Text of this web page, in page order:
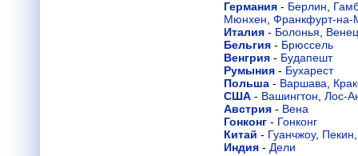
Германия - Берлин
Мюнхен Франкфурт-на-
Италия - Болонья
Бельгия - Брюссель
Венгрия - Будапешт
Румыния - Бухарест
Польша - Варшава
США - Вашингтон Лос-
Австрия - Вена
Гонконг - Гонконг
Китай - Гуанчжоу, Пекин
Индия - Дели